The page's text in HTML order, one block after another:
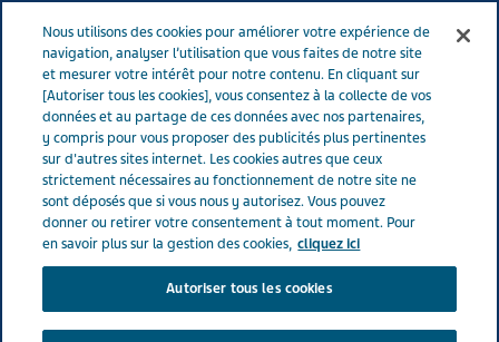
Menu
France Nos Produits TEVAGRASTIM® 48 MUI-0.8 ml (bte de 1)
TEVAGRASTIM® 48 MUI-0.8
ml (bte de 1)
ANTINÉOPLASIQUES ET AGENTS IMMUNOMODULANTS FILGRASTIM
Nous utilisons des cookies pour améliorer votre expérience de
navigation, analyser l’utilisation que vous faites de notre site
et mesurer votre intérêt pour notre contenu. En cliquant sur
[Autoriser tous les cookies], vous consentez à la collecte de vos
données et au partage de ces données avec nos partenaires,
y compris pour vous proposer des publicités plus pertinentes
sur d'autres sites internet. Les cookies autres que ceux
strictement nécessaires au fonctionnement de notre site ne
sont déposés que si vous nous y autorisez. Vous pouvez
donner ou retirer votre consentement à tout moment. Pour
en savoir plus sur la gestion des cookies, cliquez ici
Autoriser tous les cookies